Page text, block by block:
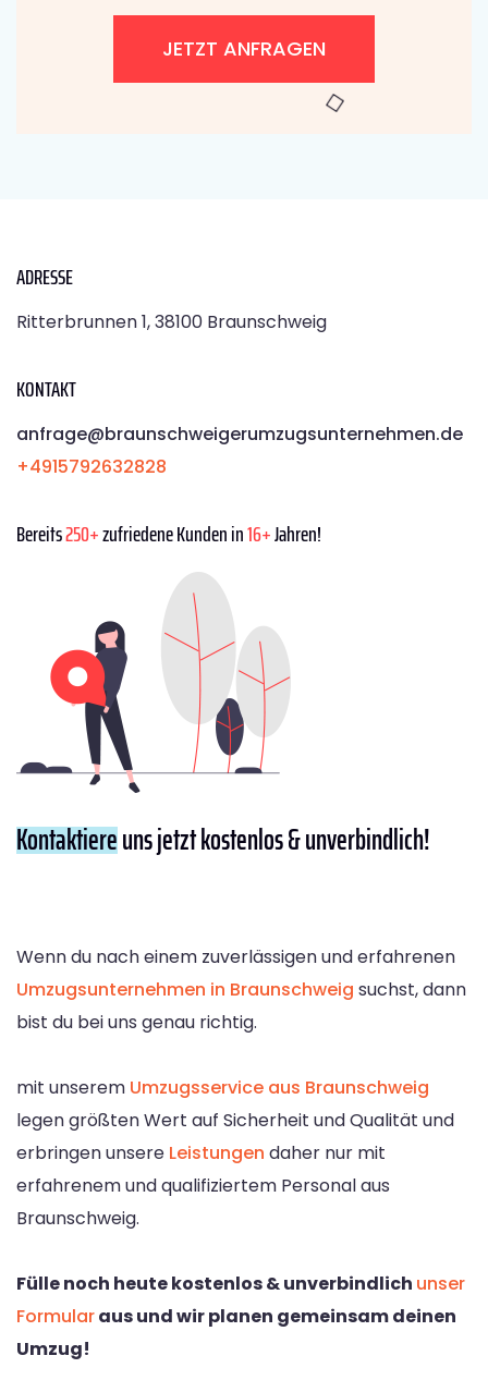
JETZT ANFRAGEN
ADRESSE
Ritterbrunnen 1, 38100 Braunschweig
KONTAKT
anfrage@braunschweigerumzugsunternehmen.de
+4915792632828
Bereits250+zufriedene Kunden in16+Jahren!
Kontaktiereuns jetzt kostenlos & unverbindlich!
Wenn du nach einem zuverlässigen und erfahrenen
Umzugsunternehmen in Braunschweig suchst, dann
bist du bei uns genau richtig.
mit unserem Umzugsservice aus Braunschweig
legen größten Wert auf Sicherheit und Qualität und
erbringen unsere Leistungen daher nur mit
erfahrenem und qualifiziertem Personal aus
Braunschweig.
Fülle noch heute kostenlos & unverbindlich unser
Formularaus und wir planen gemeinsam deinen
Umzug!